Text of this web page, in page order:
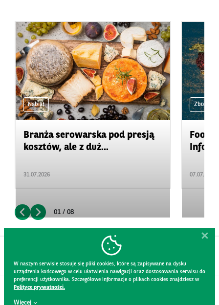
Nabiał
Branża serowarska pod presją
kosztów, ale z duż...
31.07.2026
Zboża i
07.07.2026
01 / 08
W naszym serwisie stosuje się pliki cookies, które są zapisywane na dysku
urządzenia końcowego w celu ułatwienia nawigacji oraz dostosowania serwisu do
preferencji użytkownika. Szczegółowe informacje o plikach cookies znajdziesz w
Polityce prywatności.
Więcej
KONTAKT